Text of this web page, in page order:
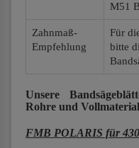
M51
Zahnmaß-
Empfehlung
Für
bitte
Unsere
Rohre und
FMB POLARIS für